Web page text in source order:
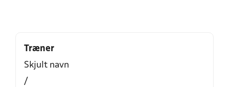
Træner
Skjult navn
/